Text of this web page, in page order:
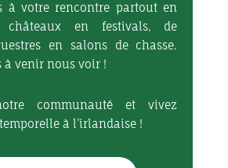
à votre rencontre partout en
châteaux en festivals, de
en salons de chasse.
à venir nous voir !
communauté et vivez
à l’irlandaise !